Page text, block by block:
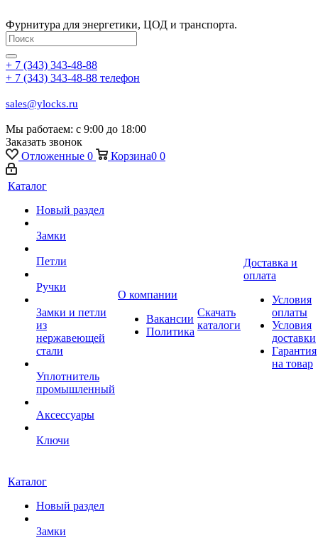
Фурнитура для энергетики, ЦОД и транспорта.
+ 7 (343) 343-48-88
+ 7 (343) 343-48-88 телефон
sales@ylocks.ru
Мы работаем: с 9:00 до 18:00
Заказать звонок
Отложенные 0 Корзина0 0
Каталог
Новый раздел
Замки
Петли
Ручки
Замки и петли
из
нержавеющей
стали
Уплотнитель
промышленный
Аксессуары
Ключи
О компании
Вакансии
Политика
Скачать
каталоги
Доставка и
оплата
Условия
оплаты
Условия
доставки
Гарантия
на товар
Каталог
Новый раздел
Замки